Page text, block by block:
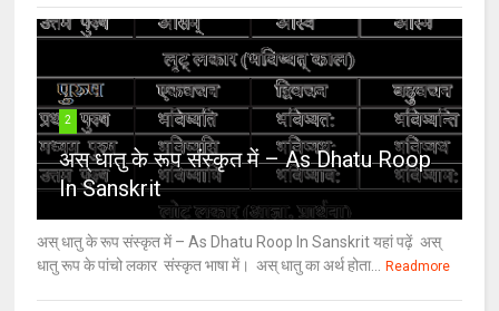
2
अस् धातु के रूप संस्कृत में – As Dhatu Roop
In Sanskrit
अस् धातु के रूप संस्कृत में – As Dhatu Roop In Sanskrit यहां पढ़ें अस्
धातु रूप के पांचो लकार संस्कृत भाषा में। अस् धातु का अर्थ होता...
Readmore